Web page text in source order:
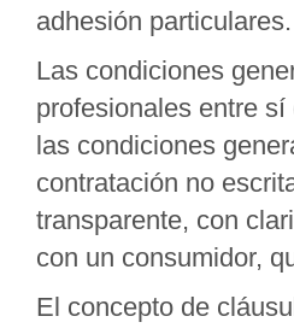
adhesión particulares.
Las condiciones
profesionales entre
las condiciones
contratación no
transparente, con
con un consumidor,
El concepto de